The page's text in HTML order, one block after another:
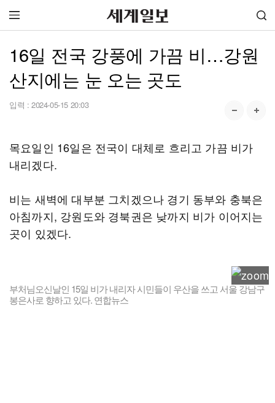
16일 전국 강풍에 가끔 비…강원
산지에는 눈 오는 곳도
입력 : 2024-05-15 20:03
목요일인 16일은 전국이 대체로 흐리고 가끔 비가
내리겠다.
비는 새벽에 대부분 그치겠으나 경기 동부와 충북은
아침까지, 강원도와 경북권은 낮까지 비가 이어지는
곳이 있겠다.
부처님오신날인 15일 비가 내리자 시민들이 우산을 쓰고 서울 강남구
봉은사로 향하고 있다. 연합뉴스